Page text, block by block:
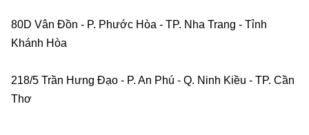
80D Vân Đồn - P. Phước Hòa - TP. Nha Trang - Tỉnh
Khánh Hòa
218/5 Trần Hưng Đạo - P. An Phú - Q. Ninh Kiều - TP. Cần
Thơ